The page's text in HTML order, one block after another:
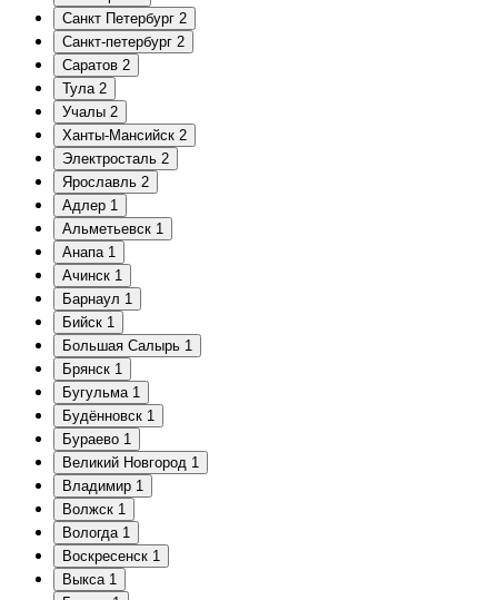
Санкт Петербург 2
Санкт-петербург 2
Саратов 2
Тула 2
Учалы 2
Ханты-Мансийск 2
Электросталь 2
Ярославль 2
Адлер 1
Альметьевск 1
Анапа 1
Ачинск 1
Барнаул 1
Бийск 1
Большая Салырь 1
Брянск 1
Бугульма 1
Будённовск 1
Бураево 1
Великий Новгород 1
Владимир 1
Волжск 1
Вологда 1
Воскресенск 1
Выкса 1